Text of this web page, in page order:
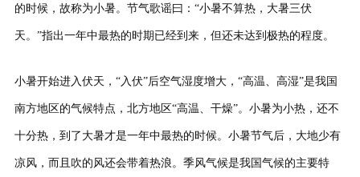
的时候，故称为小暑。节气歌谣曰：“小暑不算热，大暑三伏
天。”指出一年中最热的时期已经到来，但还未达到极热的程度。
小暑开始进入伏天，“入伏”后空气湿度增大，“高温、高湿”是我国
南方地区的气候特点，北方地区“高温、干燥”。小暑为小热，还不
十分热，到了大暑才是一年中最热的时候。小暑节气后，大地少有
凉风，而且吹的风还会带着热浪。季风气候是我国气候的主要特